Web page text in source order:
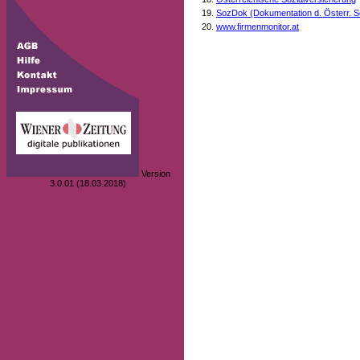
Version
3.0.01 (18.03.2018)
SozDok (Dokumentation d. Österr.
www.firmenmonitor.at